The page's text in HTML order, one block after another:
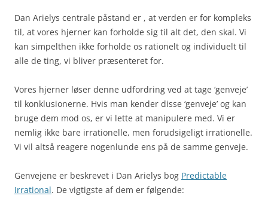
Dan Arielys centrale påstand er , at verden er for kompleks
til, at vores hjerner kan forholde sig til alt det, den skal. Vi
kan simpelthen ikke forholde os rationelt og individuelt til
alle de ting, vi bliver præsenteret for.
Vores hjerner løser denne udfordring ved at tage ‘genveje’
til konklusionerne. Hvis man kender disse ‘genveje’ og kan
bruge dem mod os, er vi lette at manipulere med. Vi er
nemlig ikke bare irrationelle, men forudsigeligt irrationelle.
Vi vil altså reagere nogenlunde ens på de samme genveje.
Genvejene er beskrevet i Dan Arielys bog Predictable
Irrational. De vigtigste af dem er følgende: